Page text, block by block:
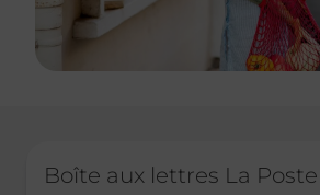
Boîte aux lettres La Poste